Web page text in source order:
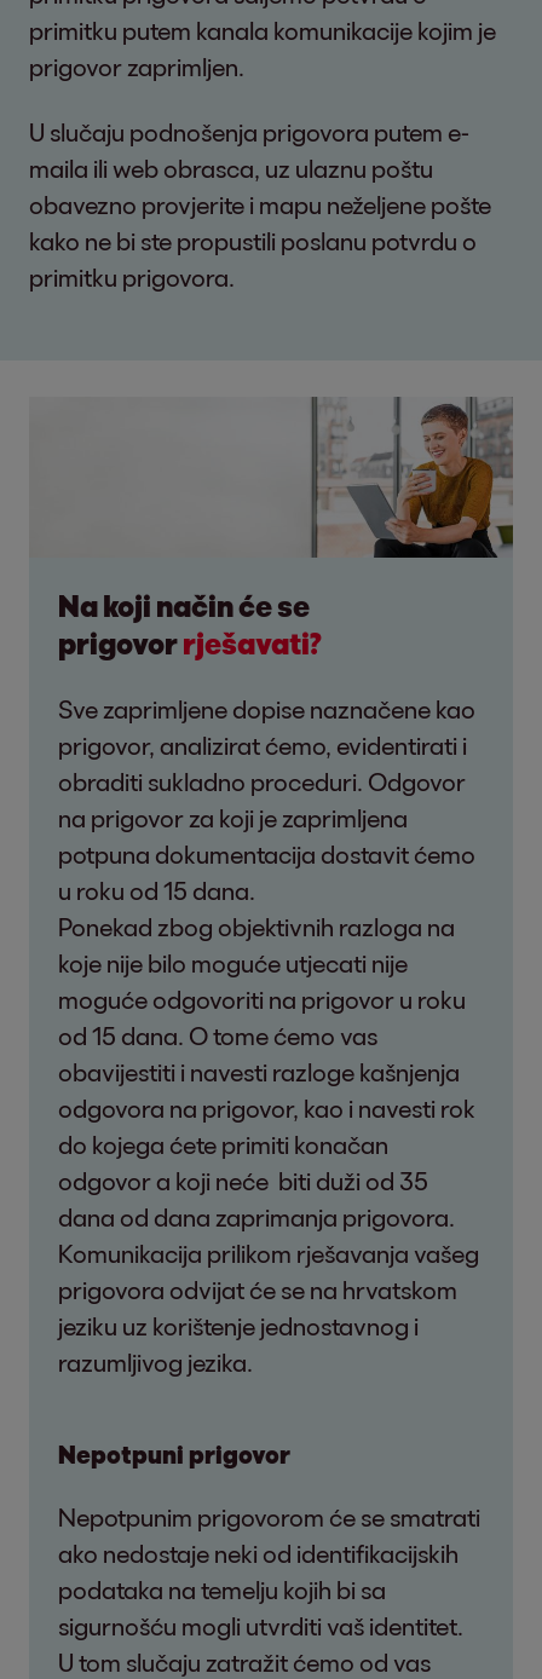
primitku putem kanala komunikacije kojim je
prigovor zaprimljen.
U slučaju podnošenja prigovora putem e-
maila ili web obrasca, uz ulaznu poštu
obavezno provjerite i mapu neželjene pošte
kako ne bi ste propustili poslanu potvrdu o
primitku prigovora.
Na koji način će se
prigovorrješavati?
Sve zaprimljene dopise naznačene kao
prigovor, analizirat ćemo, evidentirati i
obraditi sukladno proceduri. Odgovor
na prigovor za koji je zaprimljena
potpuna dokumentacija dostavit ćemo
u roku od 15 dana.
Ponekad zbog objektivnih razloga na
koje nije bilo moguće utjecati nije
moguće odgovoriti na prigovor u roku
od 15 dana. O tome ćemo vas
obavijestiti i navesti razloge kašnjenja
odgovora na prigovor, kao i navesti rok
do kojega ćete primiti konačan
odgovor a koji neće biti duži od 35
dana od dana zaprimanja prigovora.
Komunikacija prilikom rješavanja vašeg
prigovora odvijat će se na hrvatskom
jeziku uz korištenje jednostavnog i
razumljivog jezika.
Nepotpuni prigovor
Nepotpunim prigovorom će se smatrati
ako nedostaje neki od identifikacijskih
podataka na temelju kojih bi sa
sigurnošću mogli utvrditi vaš identitet.
U tom slučaju zatražit ćemo od vas